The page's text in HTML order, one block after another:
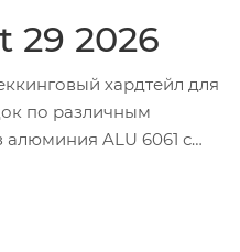
29 2026
хардтейл для
по различным
ALU 6061 с